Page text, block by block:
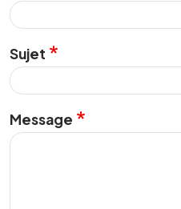
Sujet
Message